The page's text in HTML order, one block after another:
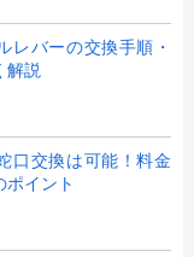
レバーの交換手順・
解説
口交換は可能！料金
ポイント